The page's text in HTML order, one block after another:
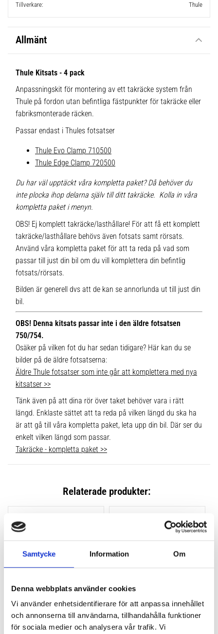
Samtycke Information Om
Denna webbplats använder cookies
Vi använder enhetsidentifierare för att anpassa innehållet
och annonserna till användarna, tillhandahålla funktioner
för sociala medier och analysera vår trafik. Vi
Tillverkare
Thule
Allmänt
Thule Kitsats - 4 pack
Anpassningskit för montering av ett takräcke system från
Thule på fordon utan befintliga fästpunkter för takräcke eller
fabriksmonterade räcken.
Passar endast i Thules fotsatser
Thule Evo Clamp 710500
Thule Edge Clamp 720500
Du har väl upptäckt våra kompletta paket? Då behöver du
inte plocka ihop delarna själv till ditt takräcke. Kolla in våra
kompletta paket i menyn.
OBS! Ej komplett takräcke/lasthållare! För att få ett komplett
takräcke/lasthållare behövs även fotsats samt rörsats.
Använd våra kompletta paket för att ta reda på vad som
passar till just din bil om du vill komplettera din befintlig
fotsats/rörsats.
Bilden är generell dvs att de kan se annorlunda ut till just din
bil.
OBS! Denna kitsats passar inte i den äldre fotsatsen
750/754.
Osäker på vilken fot du har sedan tidigare? Här kan du se
bilder på de äldre fotsatserna:
Äldre Thule fotsatser som inte går att komplettera med nya
kitsatser >>
Tänk även på att dina rör över taket behöver vara i rätt
längd. Enklaste sättet att ta reda på vilken längd du ska ha
är att gå till våra kompletta paket, leta upp din bil. Där ser du
enkelt vilken längd som passar.
Takräcke - kompletta paket >>
Relaterade produkter:
THULE CLAMP EVO 4-
PACK 710500
THULE CLAMP EDGE 4-
PACK 720500
Lägg